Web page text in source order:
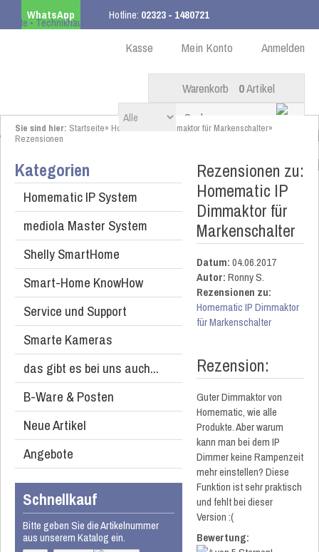
WhatsApp Hotline: 02323 - 1480721
ab 99,00 € innerhalb DE Anmelden
Mein Konto
Kasse
Warenkorb 0Artikel
Sie sind hier: Startseite» Homematic IP Dimmaktor für Markenschalter»
Rezensionen
Kategorien
Homematic IP System
mediola Master System
Shelly SmartHome
Smart-Home KnowHow
Service und Support
Smarte Kameras
das gibt es bei uns auch...
B-Ware & Posten
Neue Artikel
Angebote
Schnellkauf
Bitte geben Sie die Artikelnummer
aus unserem Katalog ein.
Rezensionen zu:
Homematic IP
Dimmaktor für
Markenschalter
Datum:04.06.2017
Autor:Ronny S.
Rezensionen zu:
Homematic IP Dimmaktor
für Markenschalter
Rezension:
Guter Dimmaktor von
Homematic, wie alle
Produkte. Aber warum
kann man bei dem IP
Dimmer keine Rampenzeit
mehr einstellen? Diese
Funktion ist sehr praktisch
und fehlt bei dieser
Version :(
Bewertung: